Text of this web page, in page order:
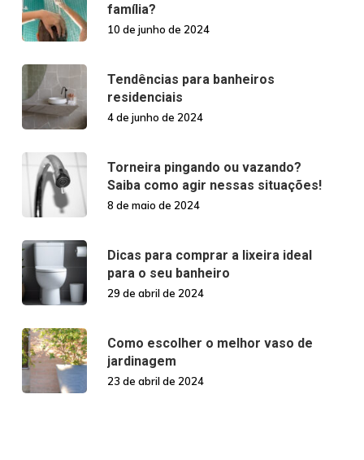
família?
10 de junho de 2024
Tendências para banheiros
residenciais
4 de junho de 2024
Torneira pingando ou vazando?
Saiba como agir nessas situações!
8 de maio de 2024
Dicas para comprar a lixeira ideal
para o seu banheiro
29 de abril de 2024
Como escolher o melhor vaso de
jardinagem
23 de abril de 2024